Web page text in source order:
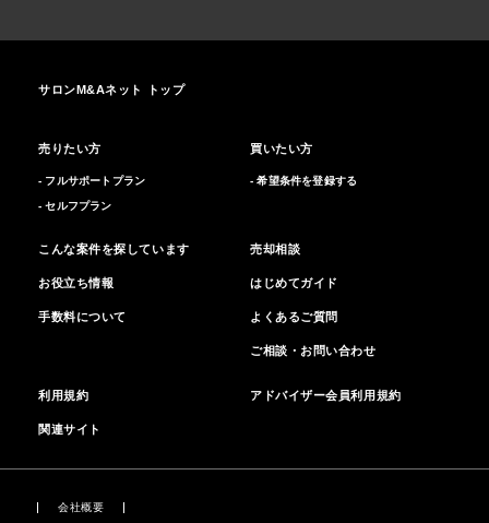
サロンM&Aネット トップ
売りたい方
- フルサポートプラン
- セルフプラン
買いたい方
- 希望条件を登録する
こんな案件を探しています
お役立ち情報
手数料について
売却相談
はじめてガイド
よくあるご質問
ご相談・お問い合わせ
利用規約 アドバイザー会員利用規約
関連サイト
会社概要